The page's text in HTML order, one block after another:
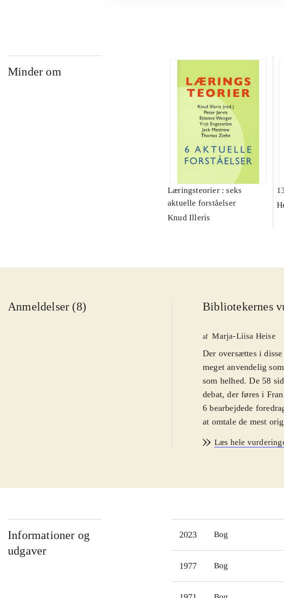
Minder om
Læringsteorier : seks
aktuelle forståelser
Knud Illeris
Anmeldelser (8) Bibliotekernes
af Marja-Liisa Heise
Der oversættes i
meget anvendelig
som helhed. De 58
debat, der føres i
6 bearbejdede
at omtale de mest
Foucault, Derrida og
Læs hele
Informationer og
udgaver
2023 Bog
1977 Bog